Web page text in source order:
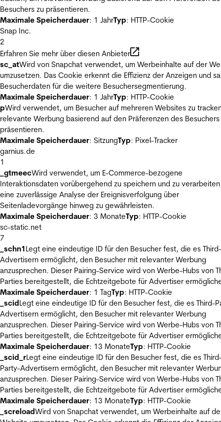
Besuchers zu präsentieren.
Maximale Speicherdauer: 1 JahrTyp: HTTP-Cookie
Snap Inc.
2
Erfahren Sie mehr über diesen Anbieter
sc_atWird von Snapchat verwendet, um Werbeinhalte auf der
umzusetzen. Das Cookie erkennt die Effizienz der Anzeigen und
Besucherdaten für die weitere Besuchersegmentierung.
Maximale Speicherdauer: 1 JahrTyp: HTTP-Cookie
pWird verwendet, um Besucher auf mehreren Websites zu
relevante Werbung basierend auf den Präferenzen des Besuchers
präsentieren.
Maximale Speicherdauer: SitzungTyp: Pixel-Tracker
garnius.de
1
_gtmeecWird verwendet, um E-Commerce-bezogene
Interaktionsdaten vorübergehend zu speichern und zu
eine zuverlässige Analyse der Ereignisverfolgung über
Seitenladevorgänge hinweg zu gewährleisten.
Maximale Speicherdauer: 3 MonateTyp: HTTP-Cookie
sc-static.net
7
_schn1Legt eine eindeutige ID für den Besucher fest, die es
Advertisern ermöglicht, den Besucher mit relevanter Werbung
anzusprechen. Dieser Pairing-Service wird von Werbe-Hubs von
Parties bereitgestellt, die Echtzeitgebote für Advertiser
Maximale Speicherdauer: 1 TagTyp: HTTP-Cookie
_scidLegt eine eindeutige ID für den Besucher fest, die es Third-
Advertisern ermöglicht, den Besucher mit relevanter Werbung
anzusprechen. Dieser Pairing-Service wird von Werbe-Hubs von
Parties bereitgestellt, die Echtzeitgebote für Advertiser
Maximale Speicherdauer: 13 MonateTyp: HTTP-Cookie
_scid_rLegt eine eindeutige ID für den Besucher fest, die es
Party-Advertisern ermöglicht, den Besucher mit relevanter
anzusprechen. Dieser Pairing-Service wird von Werbe-Hubs von
Parties bereitgestellt, die Echtzeitgebote für Advertiser
Maximale Speicherdauer: 13 MonateTyp: HTTP-Cookie
_screloadWird von Snapchat verwendet, um Werbeinhalte auf